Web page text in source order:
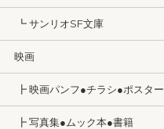
┗ サンリオSF文庫
映画
┣ 映画パンフ●チラシ●ポスター
┣ 写真集●ムック本●書籍